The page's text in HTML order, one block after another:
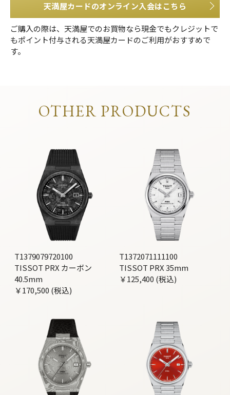
天満屋カードのオンライン入会はこちら
ご購入の際は、天満屋でのお買物なら現金でもクレジットで
もポイント付与される天満屋カードのご利用がおすすめで
す。
OTHER PRODUCTS
T1379079720100
TISSOT PRX カーボン
40.5mm
￥170,500 (税込)
T1372071111100
TISSOT PRX 35mm
￥125,400 (税込)